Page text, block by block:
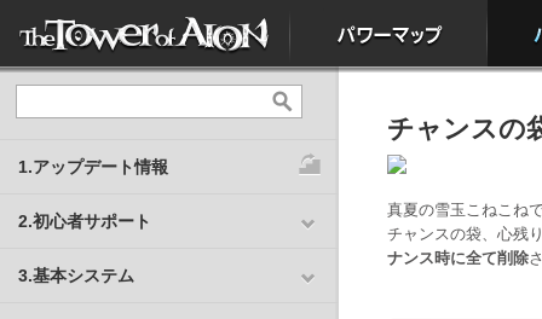
1.アップデート情報
2.初心者サポート
3.基本システム
チャンスの
真夏の雪玉こねこね
チャンスの袋、心残
ナンス時に全て削除